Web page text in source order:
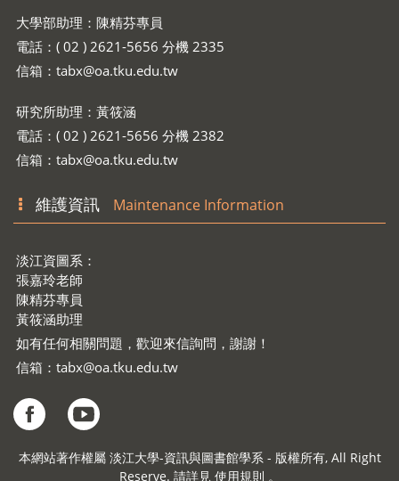
大學部助理：陳精芬專員
電話：( 02 ) 2621-5656 分機 2335
信箱： tabx@oa.tku.edu.tw
研究所助理：黃筱涵
電話：( 02 ) 2621-5656 分機 2382
信箱： tabx@oa.tku.edu.tw
維護資訊 Maintenance Information
淡江資圖系：
張嘉玲老師
陳精芬專員
黃筱涵助理
如有任何相關問題，歡迎來信詢問，謝謝！
信箱： tabx@oa.tku.edu.tw
本網站著作權屬 淡江大學-資訊與圖書館學系 - 版權所有, All Right
Reserve. 請詳見 使用規則 。